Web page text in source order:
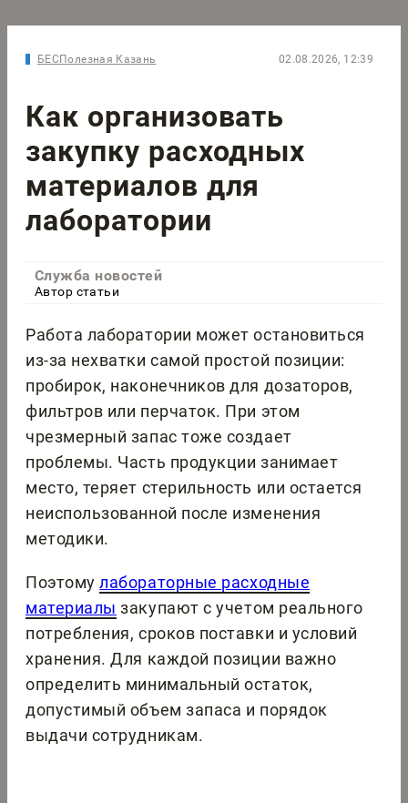
БЕСПолезная Казань 02.08.2026, 12:39
Как организовать
закупку расходных
материалов для
лаборатории
Служба новостей
Автор статьи
Работа лаборатории может остановиться
из-за нехватки самой простой позиции:
пробирок, наконечников для дозаторов,
фильтров или перчаток. При этом
чрезмерный запас тоже создает
проблемы. Часть продукции занимает
место, теряет стерильность или остается
неиспользованной после изменения
методики.
Поэтомулабораторные расходные
материалы закупают с учетом реального
потребления, сроков поставки и условий
хранения. Для каждой позиции важно
определить минимальный остаток,
допустимый объем запаса и порядок
выдачи сотрудникам.